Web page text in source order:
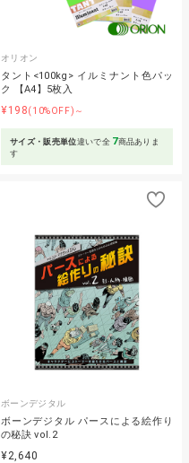
オリオン
タント<100kg> イルミナント色パッ
ク 【A4】5枚入
¥198(10%OFF)～
サイズ・販売単位違いで全 7商品ありま
す
ボーンデジタル
ボーンデジタル パースによる絵作り
の秘訣 vol.2
¥2,640